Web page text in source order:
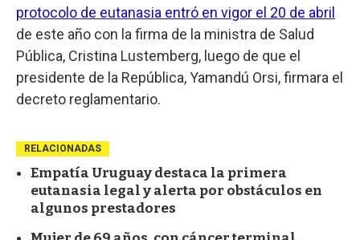
protocolo de eutanasia entró en vigor el 20 de abril
de este año con la firma de la ministra de Salud
Pública, Cristina Lustemberg, luego de que el
presidente de la República, Yamandú Orsi, firmara el
decreto reglamentario.
RELACIONADAS
Empatía Uruguay destaca la primera
eutanasia legal y alerta por obstáculos en
algunos prestadores